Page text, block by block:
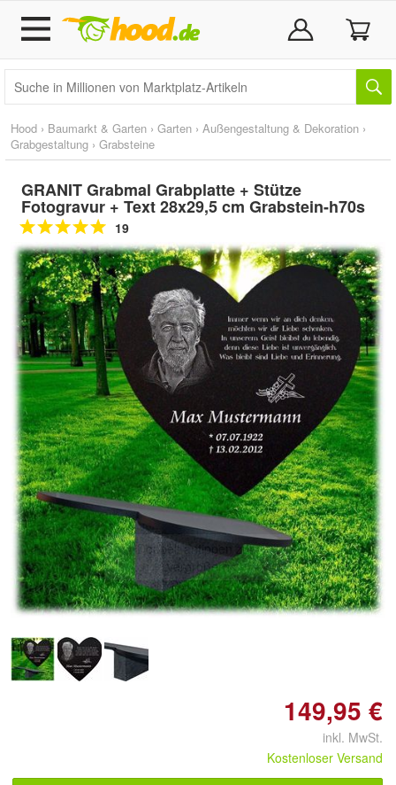
Hood › Baumarkt & Garten › Garten › Außengestaltung & Dekoration ›
Grabgestaltung › Grabsteine
GRANIT Grabmal Grabplatte + Stütze
Fotogravur + Text 28x29,5 cm Grabstein-h70s
19
Doppelt antippen zum
vergrößern
149,95 €
inkl. MwSt.
Kostenloser Versand